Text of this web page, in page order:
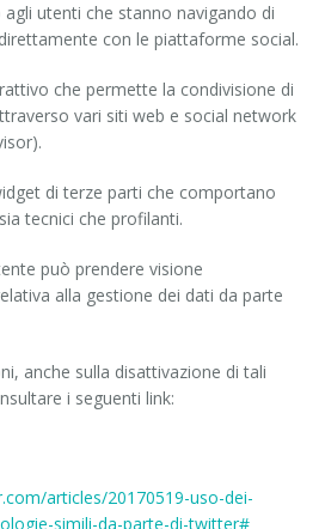
utenti che stanno navigando di
con le piattaforme social.
che permette la condivisione di
vari siti web e social network
di terze parti che comportano
tecnici che profilanti.
può prendere visione
alla gestione dei dati da parte
anche sulla disattivazione di tali
i seguenti link:
articles/20170519-uso-dei-
simili-da-parte-di-twitter#